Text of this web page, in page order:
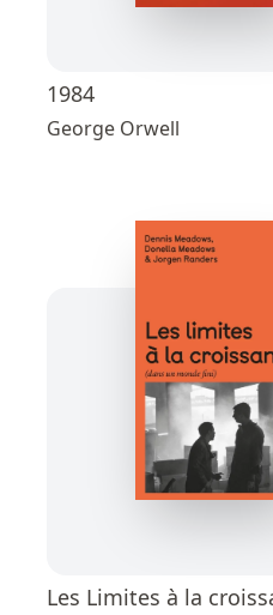
1984
George Orwell
Les Limites à la